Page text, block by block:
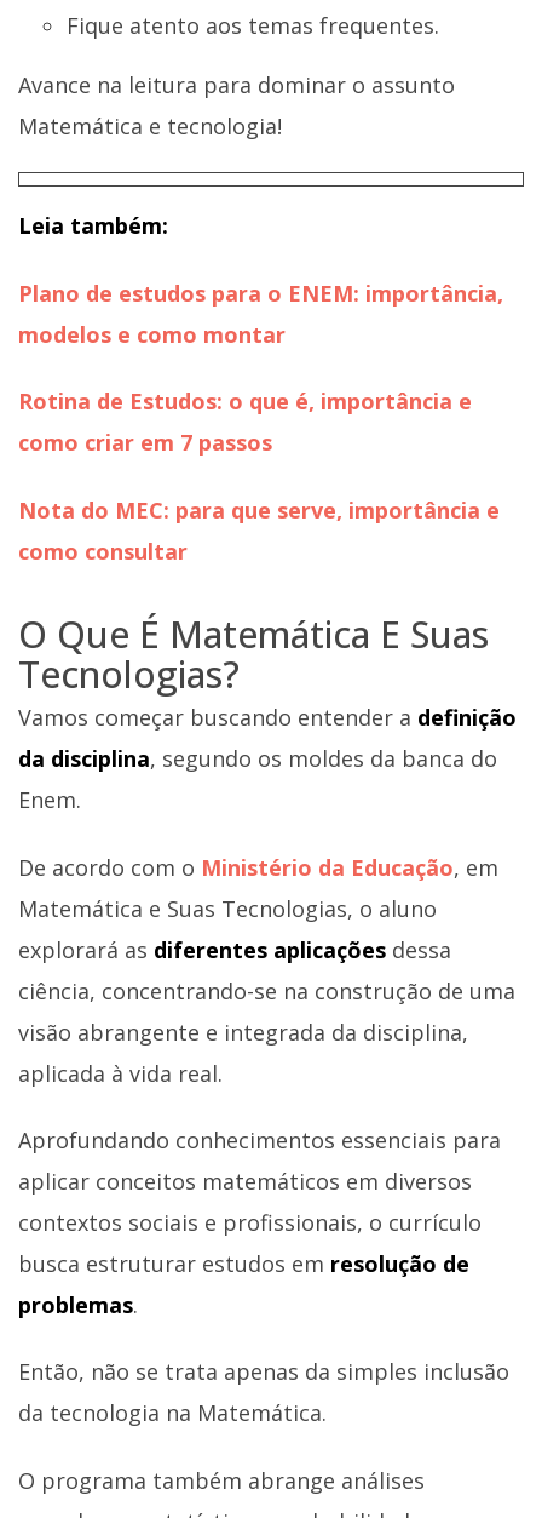
Fique atento aos temas frequentes.
Avance na leitura para dominar o assunto
Matemática e tecnologia!
Leia também:
Plano de estudos para o ENEM: importância,
modelos e como montar
Rotina de Estudos: o que é, importância e
como criar em 7 passos
Nota do MEC: para que serve, importância e
como consultar
O Que É Matemática E Suas
Tecnologias?
Vamos começar buscando entender a definição
da disciplina, segundo os moldes da banca do
Enem.
De acordo com o Ministério da Educação, em
Matemática e Suas Tecnologias, o aluno
explorará as diferentes aplicações dessa
ciência, concentrando-se na construção de uma
visão abrangente e integrada da disciplina,
aplicada à vida real.
Aprofundando conhecimentos essenciais para
aplicar conceitos matemáticos em diversos
contextos sociais e profissionais, o currículo
busca estruturar estudos em resolução de
problemas.
Então, não se trata apenas da simples inclusão
da tecnologia na Matemática.
O programa também abrange análises